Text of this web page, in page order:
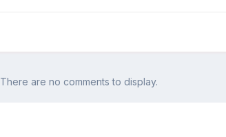
There are no comments to display.